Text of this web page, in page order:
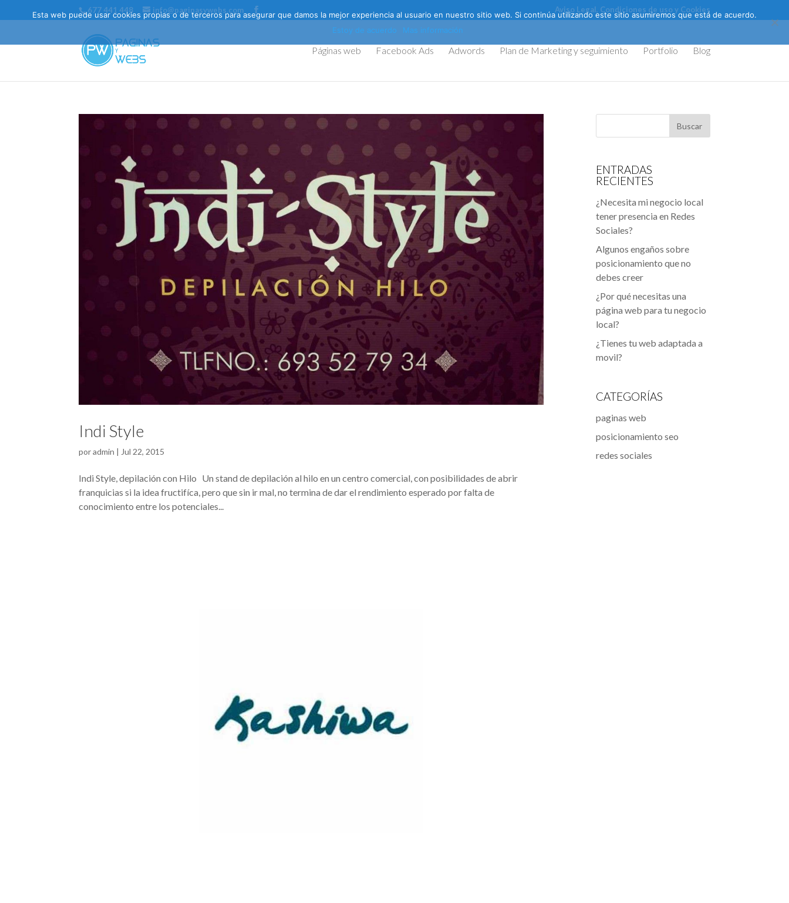
677 441 448 info@paginasywebs.com Aviso Legal, Condiciones de uso y Cookies
Páginas web Facebook Ads Adwords Plan de Marketing y seguimiento Portfolio Blog
Indi Style
poradmin | Jul 22, 2015
Indi Style, depilación con Hilo Un stand de depilación al hilo en un centro comercial, con posibilidades de abrir
franquicias si la idea fructifíca, pero que sin ir mal, no termina de dar el rendimiento esperado por falta de
conocimiento entre los potenciales...
ENTRADAS
RECIENTES
¿Necesita mi negocio local
tener presencia en Redes
Sociales?
Algunos engaños sobre
posicionamiento que no
debes creer
¿Por qué necesitas una
página web para tu negocio
local?
¿Tienes tu web adaptada a
movil?
CATEGORÍAS
paginas web
posicionamiento seo
redes sociales
Esta web puede usar cookies propias o de terceros para asegurar que damos la mejor experiencia al usuario en nuestro sitio web. Si continúa utilizando este sitio asumiremos que está de acuerdo.
Estoy de acuerdo
Mas información